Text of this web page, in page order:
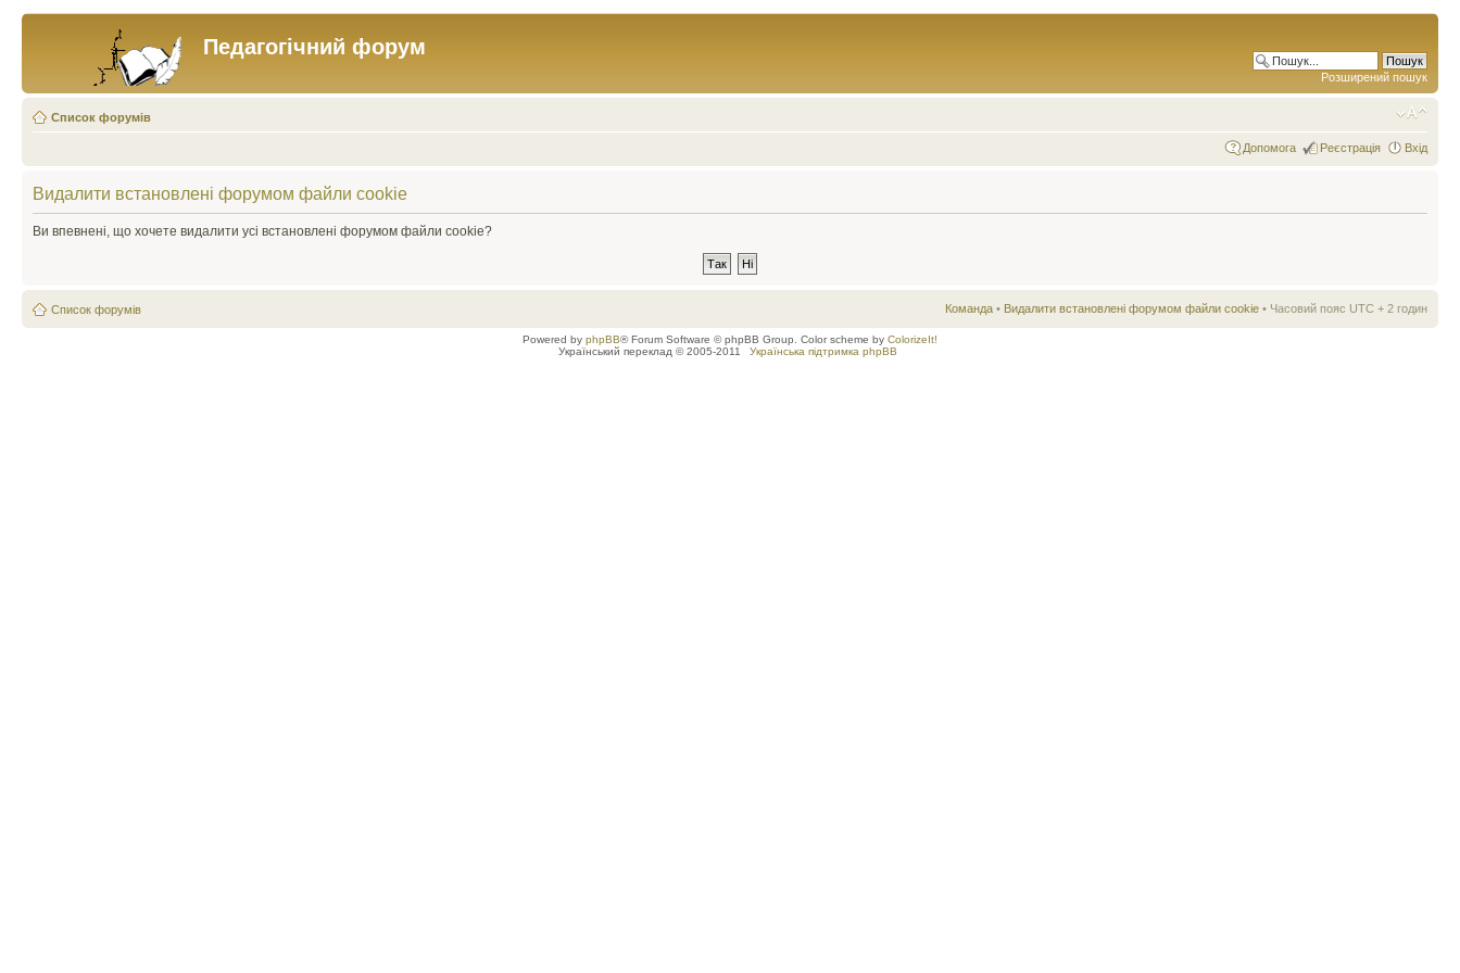
Педагогічний форум
Розширений пошук
Список форумів
Допомога Реєстрація Вхід
Видалити встановлені форумом файли cookie
Ви впевнені, що хочете видалити усі встановлені форумом файли cookie?
Список форумів Команда • Видалити встановлені форумом файли cookie • Часовий пояс UTC + 2 годин
Powered by phpBB® Forum Software © phpBB Group. Color scheme by ColorizeIt!
Український переклад © 2005-2011
Українська підтримка phpBB